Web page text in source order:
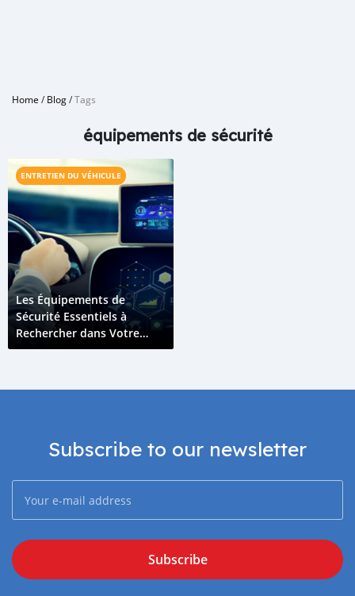
Home /Blog/Tags
équipements de sécurité
ENTRETIEN DU VÉHICULE
Les Équipements de
Sécurité Essentiels à
Rechercher dans Votre
Prochain Véhicule
Subscribe to our newsletter
Subscribe